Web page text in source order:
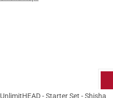
UnlimitHEAD - Starter Set - Shisha